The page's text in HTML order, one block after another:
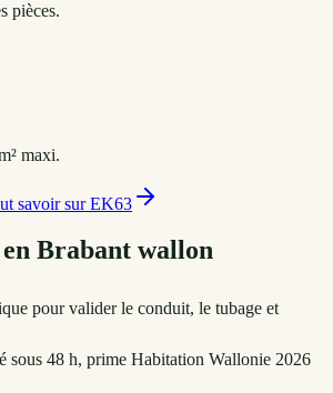
pièces.
maxi.
savoir surEK63
Brabant wallon
pour valider le conduit, le tubage et
sous 48 h, prime Habitation Wallonie 2026